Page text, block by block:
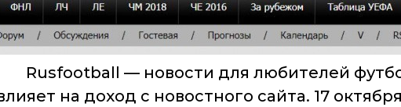
Rusfootball — новости для любителей
на доход с новостного сайта. 17